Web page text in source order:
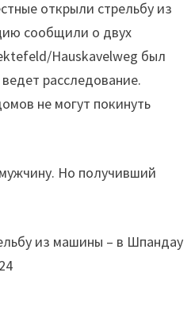
открыли стрельбу из
сообщили о двух
Hauskavelweg был
расследование.
не могут покинуть
Но получивший
из машины – в Шпандау